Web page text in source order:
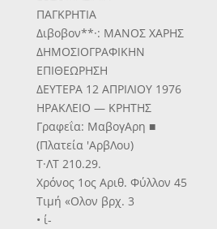
ΠΑΓΚΡΗΤΙΑ
Διβοβον**·: ΜΑΝΟΣ ΧΑΡΗΣ
ΔΗΜΟΣΙΟΓΡΑΦΙΚΗΝ
ΕΠΙΘΕΩΡΗΣΗ
ΔΕΥΤΕΡΑ 12 ΑΠΡΙΛΙΟΥ 1976
ΗΡΑΚΛΕΙΟ — ΚΡΗΤΗΣ
Γραφεΐα: ΜαβογΑρη ■
(Πλατεία 'ΑρβΛου)
Τ·ΛΤ 210.29.
Χρόνος 1ος Αριθ. Φύλλον 45
Τιμή «Ολον βρχ. 3
• ί-